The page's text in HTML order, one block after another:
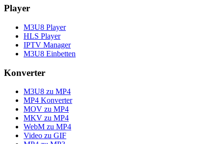
Player
M3U8 Player
HLS Player
IPTV Manager
M3U8 Einbetten
Konverter
M3U8 zu MP4
MP4 Konverter
MOV zu MP4
MKV zu MP4
WebM zu MP4
Video zu GIF